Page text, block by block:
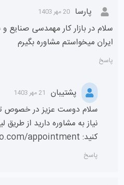
پارسا 20 مهر 1403
سلام در بازار کار مهمدسی صنایع
ایران میخواستم مشاوره بگیرم
پاسخ
پشتیبان 21 مهر 1403
سلام دوست عزیز در خصوص
نیاز به مشاوره دارید از
کنید: https://elmino.com/appointment
پاسخ